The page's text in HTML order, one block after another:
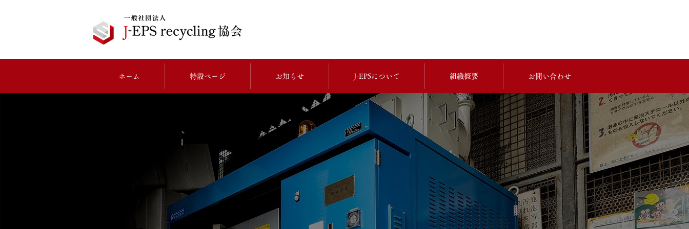
ホーム 特設ページ お知らせ J-EPSについて 組織概要 お問い合わせ